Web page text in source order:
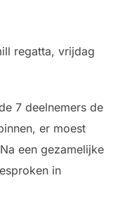
regatta, vrijdag
7 deelnemers de
er moest
een gezamelijke
in